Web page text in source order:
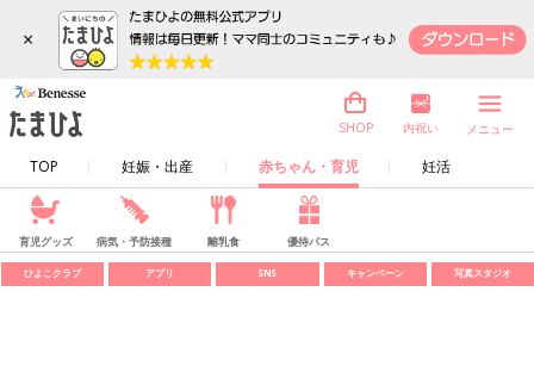
×
TOP 妊娠・出産 赤ちゃん・育児 妊活
SHOP 内祝い メニュー
育児グッズ 病気・予防接種 離乳食 優待パス
ひよこクラブ アプリ SNS キャンペーン 写真スタジオ